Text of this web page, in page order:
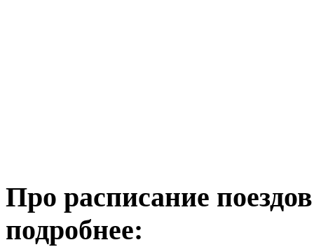
Про расписание
подробнее: